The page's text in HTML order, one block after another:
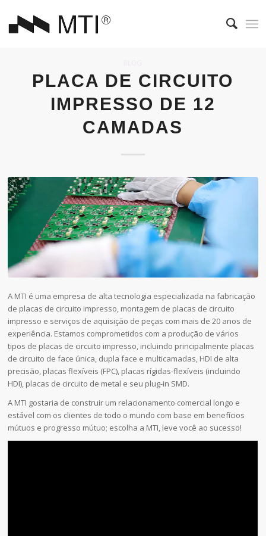
PLACA DE CIRCUITO
IMPRESSO DE 12
CAMADAS
A MTI é uma empresa de alta tecnologia especializada na fabricação
de placas de circuito impresso, montagem de placas de circuito
impresso e serviços de aquisição de peças com mais de 20 anos de
experiência. Estamos comprometidos com a produção de vários
tipos de placas de circuito impresso, incluindo principalmente placas
de circuito de face única, dupla face e multicamadas, HDI de alta
precisão, placas flexíveis (FPC), placas rígidas-flexíveis (incluindo
HDI), placas de circuito de metal e seu plug-in SMD.
A MTI gostaria de construir um relacionamento comercial longo e
estável com os clientes de todo o mundo com base em benefícios
mútuos e progresso mútuo; escolha a MTI, leve você ao sucesso!